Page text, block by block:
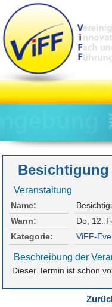
Besichtigung
Veranstaltung
Name:
Wann:
Do, 12.
Kategorie:
ViFF-
Beschreibung der
Dieser Termin ist schon